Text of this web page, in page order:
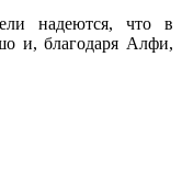
надеются, что в
и, благодаря Алфи,